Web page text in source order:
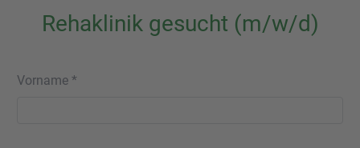
Rehaklinik gesucht (m/w/d)
Vorname *